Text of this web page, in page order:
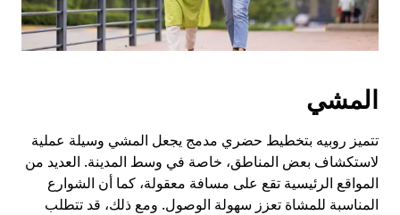
المشي
تتميز روبيه بتخطيط حضري مدمج يجعل المشي وسيلة عملية
لاستكشاف بعض المناطق، خاصة في وسط المدينة. العديد من
المواقع الرئيسية تقع على مسافة معقولة، كما أن الشوارع
المناسبة للمشاة تعزز سهولة الوصول. ومع ذلك، قد تتطلب